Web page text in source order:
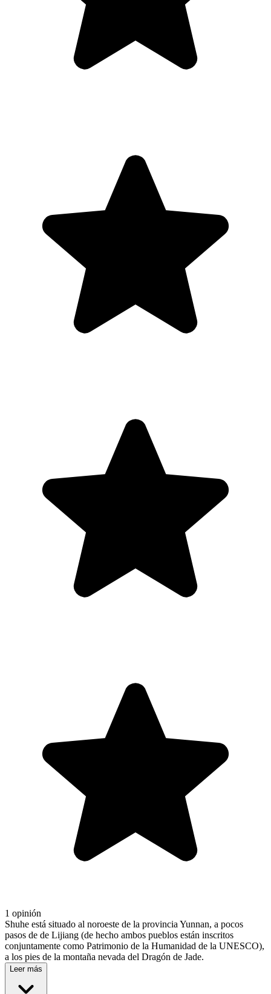
1 opinión
Shuhe está situado al noroeste de la provincia Yunnan, a pocos
pasos de de Lijiang (de hecho ambos pueblos están inscritos
conjuntamente como Patrimonio de la Humanidad de la UNESCO),
a los pies de la montaña nevada del Dragón de Jade.
Leer más